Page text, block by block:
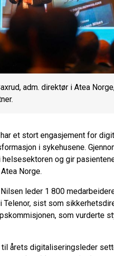
adm. direktør i Atea
et stort engasjement for
i sykehusene.
og gir
Norge.
Nilsen leder 1 800
Telenor, sist som
som vurderte
til årets digitaliseringsleder